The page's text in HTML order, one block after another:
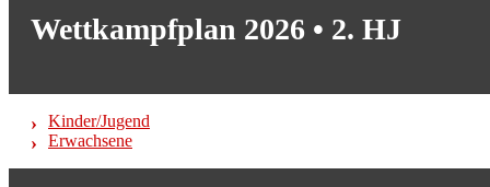
Wettkampfplan 2026 • 2. HJ
Kinder/Jugend
Erwachsene